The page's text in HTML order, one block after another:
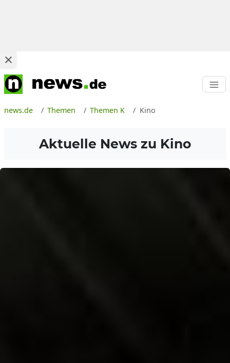
news.de Themen Themen K Kino
Aktuelle News zu Kino